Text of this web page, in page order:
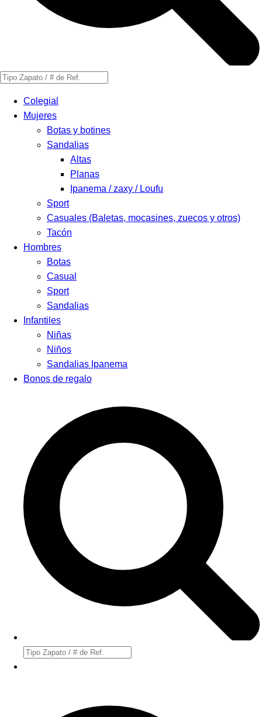
Búsqueda
productosColegial
Mujeres
Botas y botines
Sandalias
Altas
Planas
Ipanema / zaxy / Loufu
Sport
Casuales (Baletas, mocasines, zuecos y otros)
Tacón
Hombres
Botas
Casual
Sport
Sandalias
Infantiles
Niñas
Niños
Sandalias Ipanema
Bonos de regalo
Búsqueda